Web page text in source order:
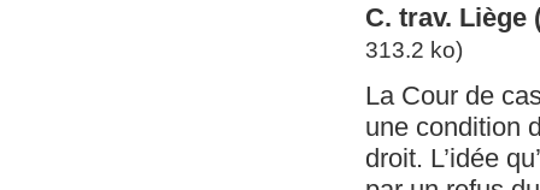
C. trav. Liège
313.2 ko)
La Cour de
une condition
droit. L’idée